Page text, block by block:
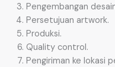
Pengembangan
Persetujuan artwork.
Produksi.
Quality control.
Pengiriman ke lokasi